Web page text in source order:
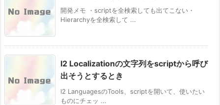
開発メモ ・scriptを全検索しても出てこない・
Hierarchyを全検索して ...
I2 Localizationの文字列をscriptから呼び
出そうとするとき
I2 LanguagesのTools、scriptを開いて、使いたい
ものにチェッ ...